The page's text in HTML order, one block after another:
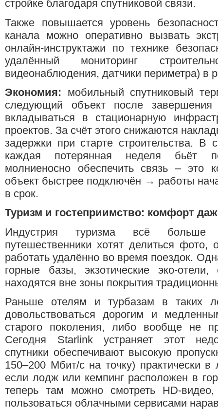
стройке благодаря спутниковой связи.
Также повышается уровень
канала можно оперативно вызвать
онлайн-инструктажи по технике
удалённый мониторинг
видеонаблюдения, датчики периметра) в
Экономия: мобильный спутниковый
следующий объект после завершения
вкладываться в стационарную
проектов. За счёт этого снижаются
задержки при старте строительства. В
каждая потерянная неделя бьёт
молниеносно обеспечить связь – это
объект быстрее подключён → работы
в срок.
Туризм и гостеприимство: комфорт
Индустрия туризма всё больше
путешественники хотят делиться фото,
работать удалённо во время поездок.
горные базы, экзотические эко-
находятся вне зоны покрытия
Раньше отелям и турбазам в таких
довольствоваться дорогим и
старого поколения, либо вообще не
Сегодня Starlink устраняет этот
спутники обеспечивают высокую
150–200 Мбит/с на точку) практически
если лодж или кемпинг расположен в
теперь там можно смотреть HD-
пользоваться облачными сервисами